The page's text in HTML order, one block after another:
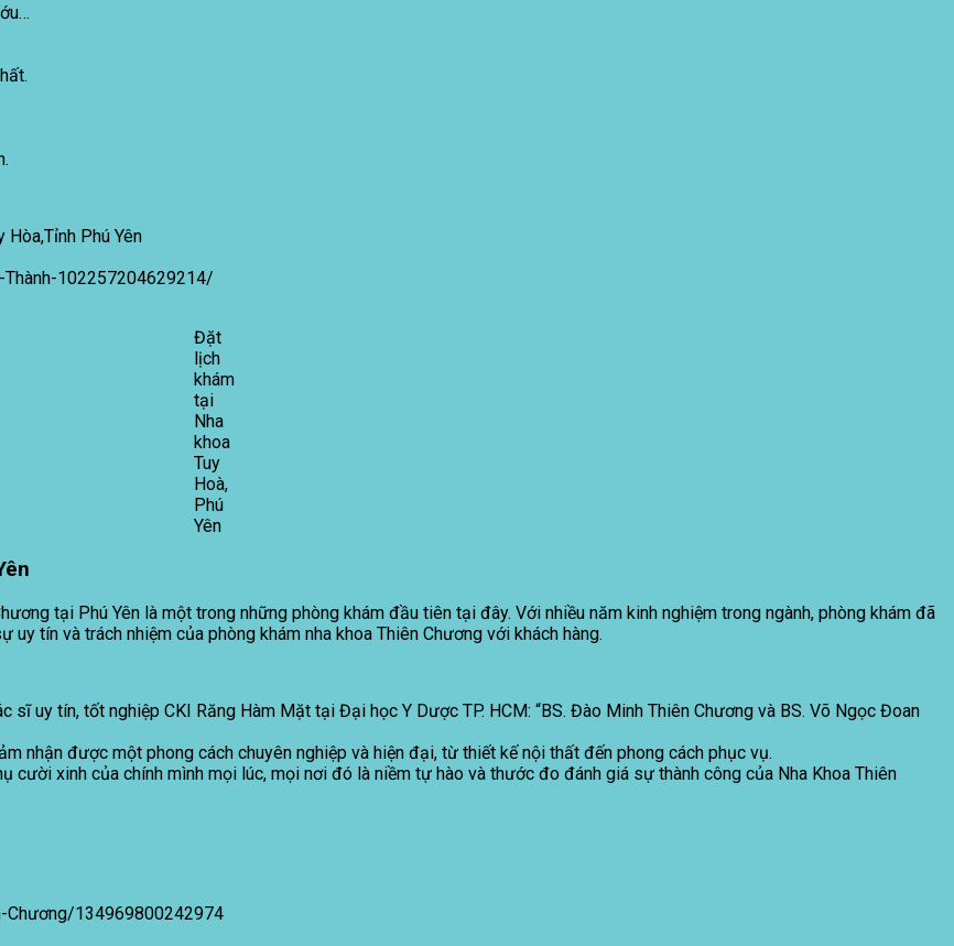
Phú Yên
102257204629214/
Đặt
lịch
khám
tại
Nha
khoa
Tuy
Hoà,
Phú
Yên
tại Phú Yên là một trong những phòng khám đầu tiên tại đây. Với nhiều năm kinh nghiệm trong ngành, phòng khám đã
tín và trách nhiệm của phòng khám nha khoa Thiên Chương với khách hàng.
sĩ uy tín, tốt nghiệp CKI Răng Hàm Mặt tại Đại học Y Dược TP. HCM: “BS. Đào Minh Thiên Chương và BS. Võ Ngọc Đoan
nhận được một phong cách chuyên nghiệp và hiện đại, từ thiết kế nội thất đến phong cách phục vụ.
cười xinh của chính mình mọi lúc, mọi nơi đó là niềm tự hào và thước đo đánh giá sự thành công của Nha Khoa Thiên
134969800242974